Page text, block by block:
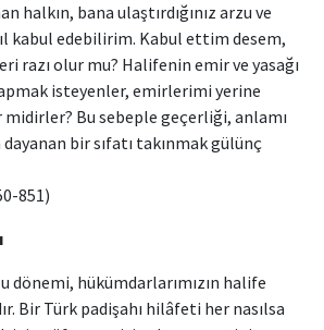
halkın, bana ulaştırdığınız arzu ve
kabul edebilirim. Kabul ettim desem,
razı olur mu? Halifenin emir ve yasağı
isteyenler, emirlerimi yerine
Bu sebeple geçerliği, anlamı
bir sıfatı takınmak gülünç
851)
hükümdarlarımızın halife
Bir Türk padişahı hilâfeti her nasılsa